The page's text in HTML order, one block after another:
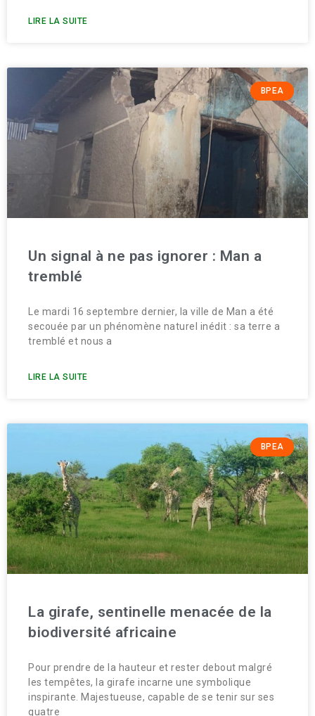
LIRE LA SUITE
BPEA
Un signal à ne pas ignorer : Man a
tremblé
Le mardi 16 septembre dernier, la ville de Man a été
secouée par un phénomène naturel inédit : sa terre a
tremblé et nous a
LIRE LA SUITE
BPEA
La girafe, sentinelle menacée de la
biodiversité africaine
Pour prendre de la hauteur et rester debout malgré
les tempêtes, la girafe incarne une symbolique
inspirante. Majestueuse, capable de se tenir sur ses
quatre